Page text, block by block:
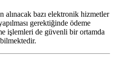
alınacak bazı elektronik hizmetler
gerektiğinde ödeme
işlemleri de güvenli bir ortamda